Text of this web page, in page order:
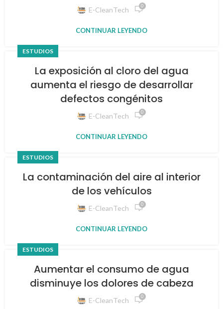
E-CleanTech 0
CONTINUAR LEYENDO
ESTUDIOS
La exposición al cloro del agua
aumenta el riesgo de desarrollar
defectos congénitos
E-CleanTech 0
CONTINUAR LEYENDO
ESTUDIOS
La contaminación del aire al interior
de los vehículos
E-CleanTech 0
CONTINUAR LEYENDO
ESTUDIOS
Aumentar el consumo de agua
disminuye los dolores de cabeza
E-CleanTech 0